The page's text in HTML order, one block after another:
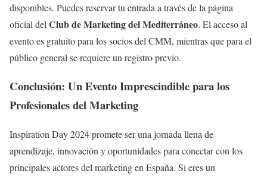
disponibles. Puedes reservar tu entrada a través de la página
oficial del Club de Marketing del Mediterráneo. El acceso al
evento es gratuito para los socios del CMM, mientras que para el
público general se requiere un registro previo.
Conclusión: Un Evento Imprescindible para los
Profesionales del Marketing
Inspiration Day 2024 promete ser una jornada llena de
aprendizaje, innovación y oportunidades para conectar con los
principales actores del marketing en España. Si eres un